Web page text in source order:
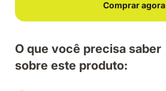
Comprar agora
O que você precisa saber
sobre este produto: